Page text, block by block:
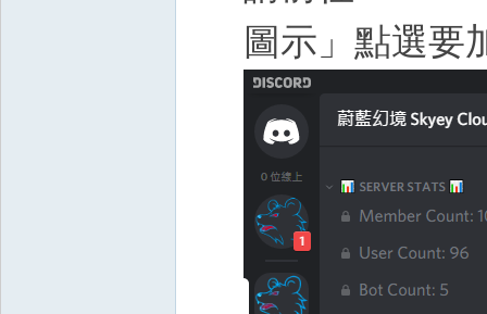
圖示」點選要